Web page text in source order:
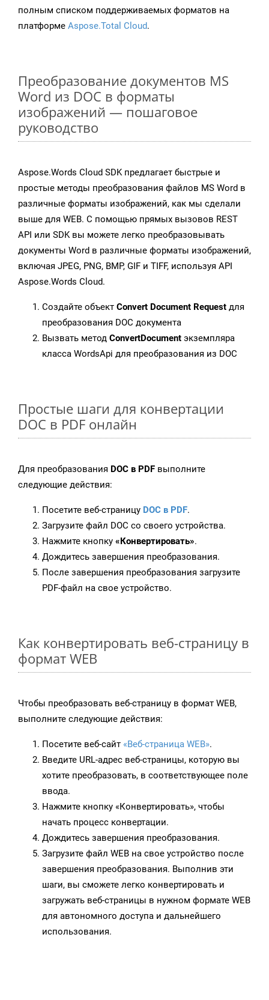
полным списком поддерживаемых форматов на
платформе Aspose.Total Cloud.
Преобразование документов MS
Word из DOC в форматы
изображений — пошаговое
руководство
Aspose.Words Cloud SDK предлагает быстрые и
простые методы преобразования файлов MS Word в
различные форматы изображений, как мы сделали
выше для WEB. С помощью прямых вызовов REST
API или SDK вы можете легко преобразовывать
документы Word в различные форматы изображений,
включая JPEG, PNG, BMP, GIF и TIFF, используя API
Aspose.Words Cloud.
Создайте объект Convert Document Request для
преобразования DOC документа
Вызвать метод ConvertDocument экземпляра
класса WordsApi для преобразования из DOC
Простые шаги для конвертации
DOC в PDF онлайн
Для преобразования DOC в PDF выполните
следующие действия:
Посетите веб-страницу DOC в PDF.
Загрузите файл DOC со своего устройства.
Нажмите кнопку «Конвертировать».
Дождитесь завершения преобразования.
После завершения преобразования загрузите
PDF-файл на свое устройство.
Как конвертировать веб-страницу в
формат WEB
Чтобы преобразовать веб-страницу в формат WEB,
выполните следующие действия:
Посетите веб-сайт «Веб-страница WEB».
Введите URL-адрес веб-страницы, которую вы
хотите преобразовать, в соответствующее поле
ввода.
Нажмите кнопку «Конвертировать», чтобы
начать процесс конвертации.
Дождитесь завершения преобразования.
Загрузите файл WEB на свое устройство после
завершения преобразования. Выполнив эти
шаги, вы сможете легко конвертировать и
загружать веб-страницы в нужном формате WEB
для автономного доступа и дальнейшего
использования.